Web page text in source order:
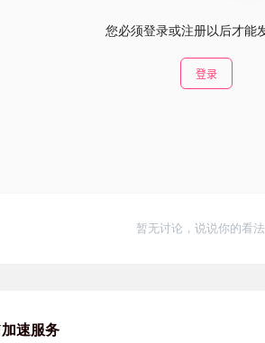
您必须登录或注册以后才能
登录
暂无讨论，说说你的看
速服务